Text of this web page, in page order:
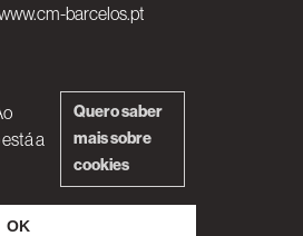
a
Quero saber
mais sobre
cookies
OK
barcelos.pt